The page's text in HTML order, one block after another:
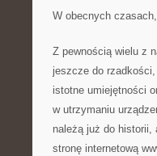
W obecnych
Z pewnością wielu z
jeszcze do
istotne umiejętności
w utrzymaniu
należą już do historii,
stronę internetową